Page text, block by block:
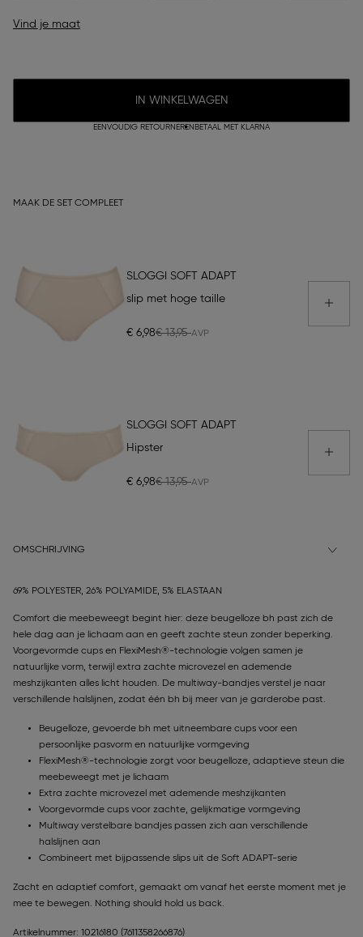
Vind je maat
IN WINKELWAGEN
EENVOUDIG RETOURNEREN BETAAL MET KLARNA
MAAK DE SET COMPLEET
SLOGGI SOFT ADAPT
slip met hoge taille
€ 6,98€ 13,95
SLOGGI SOFT ADAPT
Hipster
€ 6,98€ 13,95
OMSCHRIJVING
69% POLYESTER, 26% POLYAMIDE, 5% ELASTAAN
Comfort die meebeweegt begint hier: deze beugelloze bh past zich de
hele dag aan je lichaam aan en geeft zachte steun zonder beperking.
Voorgevormde cups en FlexiMesh®-technologie volgen samen je
natuurlijke vorm, terwijl extra zachte microvezel en ademende
meshzijkanten alles licht houden. De multiway-bandjes verstel je naar
verschillende halslijnen, zodat één bh bij meer van je garderobe past.
Beugelloze, gevoerde bh met uitneembare cups voor een
persoonlijke pasvorm en natuurlijke vormgeving
FlexiMesh®-technologie zorgt voor beugelloze, adaptieve steun die
meebeweegt met je lichaam
Extra zachte microvezel met ademende meshzijkanten
Voorgevormde cups voor zachte, gelijkmatige vormgeving
Multiway verstelbare bandjes passen zich aan verschillende
halslijnen aan
Combineert met bijpassende slips uit de Soft ADAPT-serie
Zacht en adaptief comfort, gemaakt om vanaf het eerste moment met je
mee te bewegen. Nothing should hold us back.
Artikelnummer: 10216180 (7611358266876)